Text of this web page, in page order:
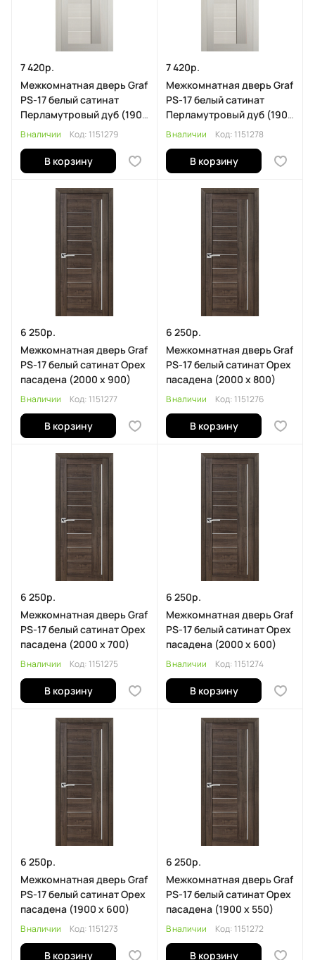
7 420р.
Межкомнатная дверь Graf
PS-17 белый сатинат
Перламутровый дуб (1900
х 600)
В наличии Код: 1151279
В корзину
7 420р.
Межкомнатная дверь Graf
PS-17 белый сатинат
Перламутровый дуб (1900
х 550)
В наличии Код: 1151278
В корзину
6 250р.
Межкомнатная дверь Graf
PS-17 белый сатинат Орех
пасадена (2000 х 900)
В наличии Код: 1151277
В корзину
6 250р.
Межкомнатная дверь Graf
PS-17 белый сатинат Орех
пасадена (2000 х 800)
В наличии Код: 1151276
В корзину
6 250р.
Межкомнатная дверь Graf
PS-17 белый сатинат Орех
пасадена (2000 х 700)
В наличии Код: 1151275
В корзину
6 250р.
Межкомнатная дверь Graf
PS-17 белый сатинат Орех
пасадена (2000 х 600)
В наличии Код: 1151274
В корзину
6 250р.
Межкомнатная дверь Graf
PS-17 белый сатинат Орех
пасадена (1900 х 600)
В наличии Код: 1151273
В корзину
6 250р.
Межкомнатная дверь Graf
PS-17 белый сатинат Орех
пасадена (1900 х 550)
В наличии Код: 1151272
В корзину